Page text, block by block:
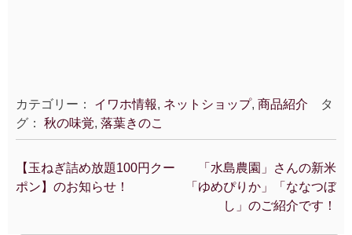
カテゴリー： イワホ情報, ネットショップ, 商品紹介 タ
グ： 秋の味覚, 落葉きのこ
投
稿
【玉ねぎ詰め放題100円クー
ポン】のお知らせ！
「水島農園」さんの新米
「ゆめぴりか」「ななつぼ
し」のご紹介です！